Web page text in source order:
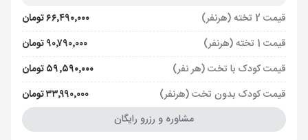
قیمت 2 تخته (هرنفر)
۶۶٬۴۹۰٬۰۰۰ تومان
قیمت 1 تخته (هرنفر)
۹۰٬۷۹۰٬۰۰۰ تومان
قیمت کودک با تخت (هر نفر)
۵۹٬۵۹۰٬۰۰۰ تومان
قیمت کودک بدون تخت (هرنفر)
۳۳٬۹۹۰٬۰۰۰ تومان
مشاوره و رزرو رایگان